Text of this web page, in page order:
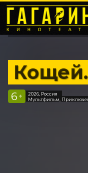
6 +
2026, Россия
Мультфильм,